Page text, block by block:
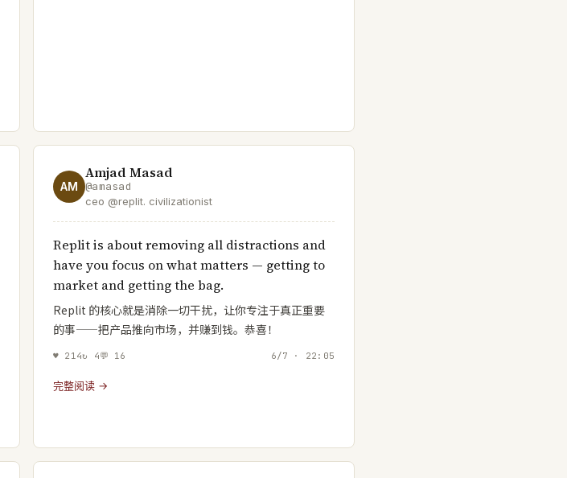
AM
Amjad Masad
@amasad
ceo @replit. civilizationist
Replit is about removing all distractions and
have you focus on what matters — getting to
market and getting the bag.
Replit 的核心就是消除一切干扰，让你专注于真正重要
的事——把产品推向市场，并赚到钱。恭喜！
♥ 214↻ 4💬 16 6/7 · 22:05
完整阅读 →